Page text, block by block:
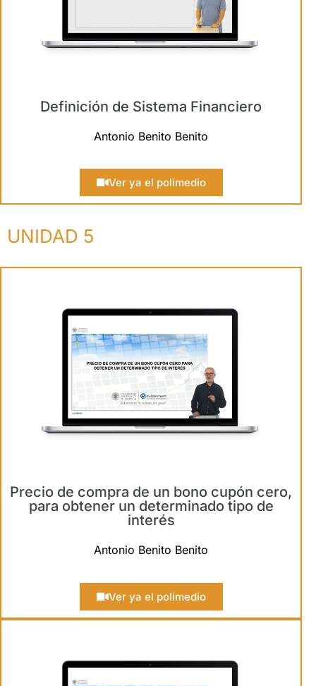
Definición de Sistema Financiero
Antonio Benito Benito
Ver ya el polimedio
UNIDAD 5
Precio de compra de un bono cupón cero,
para obtener un determinado tipo de
interés
Antonio Benito Benito
Ver ya el polimedio